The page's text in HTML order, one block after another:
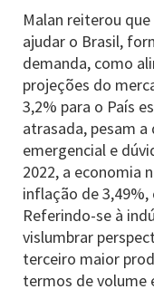
Malan reiterou
ajudar o Brasil,
demanda, como
projeções do
3,2% para o País
atrasada, pesam
emergencial e
2022, a economia
inflação de
Referindo-se à
vislumbrar
terceiro maior
termos de volume